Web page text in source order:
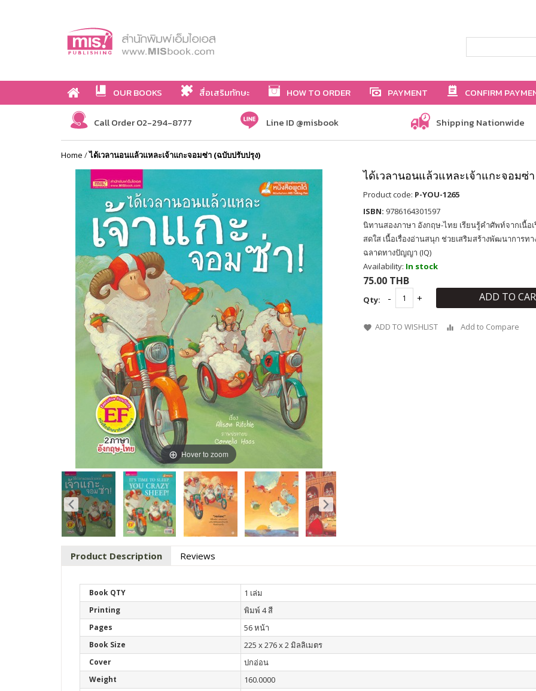
OUR BOOKS สื่อเสริมทักษะ HOW TO ORDER PAYMENT CONFIRM
Call Order 02-294-8777 Line ID @misbook Shipping Nationwide
Home /ได้เวลานอนแล้วแหละเจ้าแกะจอมซ่า (ฉบับปรับปรุง)
Hover to zoom
ได้เวลานอนแล้วแหละเจ้าแกะจอมซ่
Product code: P-YOU-1265
ISBN: 9786164301597
นิทานสองภาษา อังกฤษ-ไทย เรียนรู้คำศัพท์จากเนื้อ
สดใส เนื้อเรื่องอ่านสนุก ช่วยเสริมสร้างพัฒนาการท
ฉลาดทางปัญญา (IQ)
Availability: In stock
75.00 THB
Qty: ADD TO
ADD TO WISHLIST Add to Compare
Product Description Reviews
Book QTY 1 เล่ม
Printing พิมพ์ 4 สี
Pages 56 หน้า
Book Size 225 x 276 x 2 มิลลิเมตร
Cover ปกอ่อน
Weight 160.0000